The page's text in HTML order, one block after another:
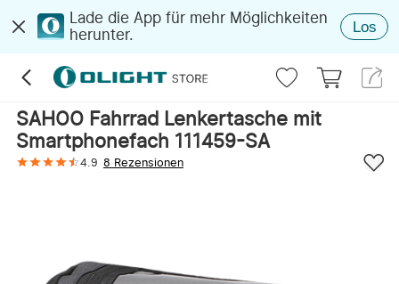
Lade die App für mehr Möglichkeiten
herunter.
Los
SAHOO Fahrrad Lenkertasche mit
Smartphonefach 111459-SA
4.9 8 Rezensionen